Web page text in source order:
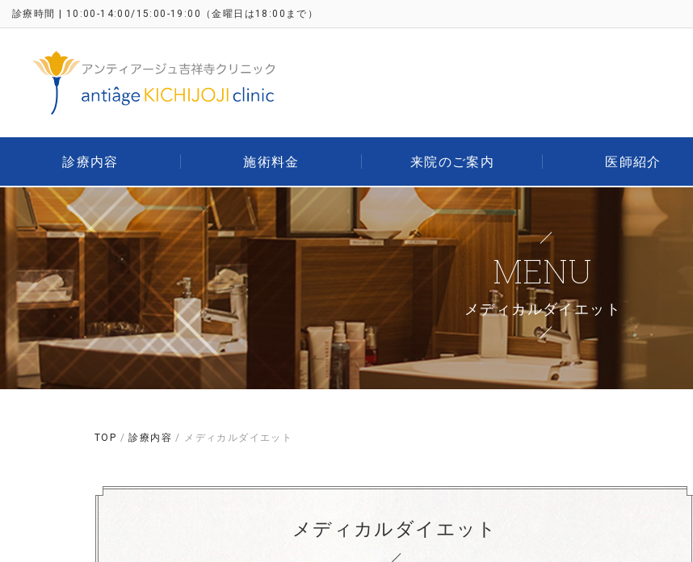
診療時間 | 10:00-14:00/15:00-19:00 （金曜日は18:00まで）
診療内容 施術料金 来院のご案内 医師紹介
MENU
メディカルダイエット
TOP /診療内容 / メディカルダイエット
メディカルダイエット